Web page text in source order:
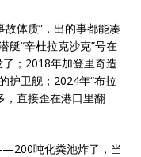
体质”，出的事都能凑
艇“辛杜拉克沙克”号在
；2018年加登里奇造
护卫舰；2024年“布拉
，直接歪在港口里翻
吨化粪池炸了，当